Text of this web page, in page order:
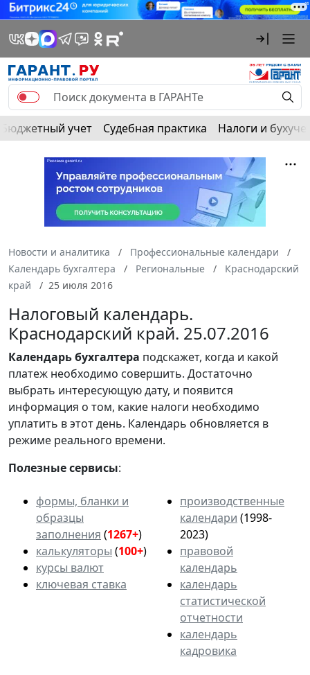
Бюджетный учет Судебная практика Налоги и
Новости и аналитика
Профессиональные календари
Календарь бухгалтера
Региональные
Краснодарский
край
25 июля 2016
Налоговый календарь.
Краснодарский край. 25.07.2016
Календарьбухгалтера подскажет, когда и какой
платеж необходимо совершить. Достаточно
выбрать интересующую дату, и появится
информация о том, какие налоги необходимо
уплатить в этот день. Календарь обновляется в
режиме реального времени.
Полезные сервисы:
формы, бланки и
образцы
заполнения (1267+)
калькуляторы (100+)
курсы валют
ключевая ставка
производственные
календари (1998-
2023)
правовой
календарь
календарь
статистической
отчетности
календарь
кадровика